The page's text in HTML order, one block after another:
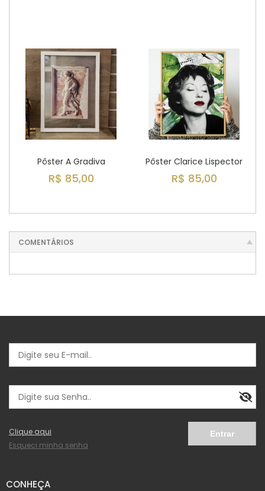
Pôster A Gradiva
R$ 85,00
Pôster Clarice Lispector
R$ 85,00
COMENTÁRIOS
Clique aqui
Esqueci minha senha
CONHEÇA